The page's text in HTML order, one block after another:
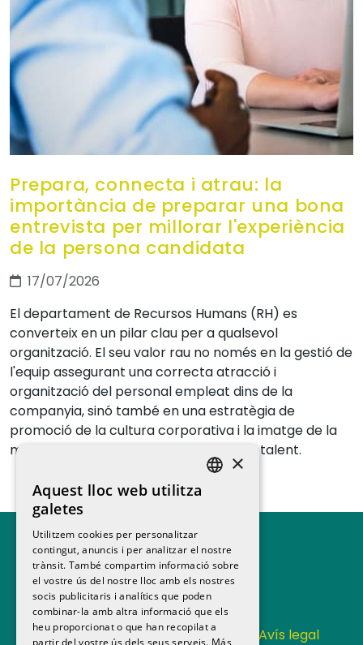
Prepara, connecta i atrau: la
importància de preparar una bona
entrevista per millorar l'experiència
de la persona candidata
17/07/2026
El departament de Recursos Humans (RH) es
converteix en un pilar clau per a qualsevol
organització. El seu valor rau no només en la gestió de
l'equip assegurant una correcta atracció i
organització del personal empleat dins de la
companyia, sinó també en una estratègia de
promoció de la cultura corporativa i la imatge de la
marca ocupadora per atraure i retenir talent.
Contacta Política de privacitat Avís legal
×
Aquest lloc web utilitza
galetes
Utilitzem cookies per personalitzar
contingut, anuncis i per analitzar el nostre
trànsit. També compartim informació sobre
el vostre ús del nostre lloc amb els nostres
socis publicitaris i analítics que poden
combinar-la amb altra informació que els
heu proporcionat o que han recopilat a
partir del vostre ús dels seus serveis. Más